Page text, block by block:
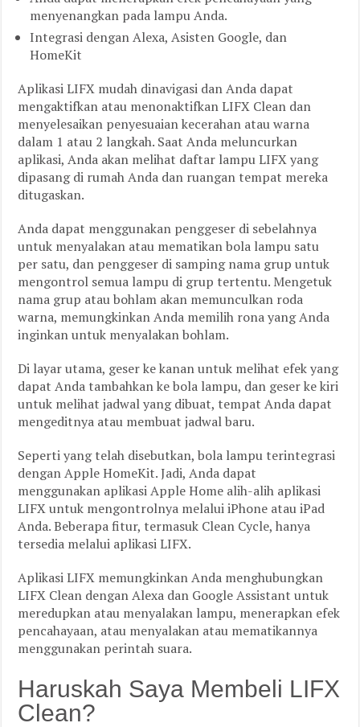
menyenangkan pada lampu Anda.
Integrasi dengan Alexa, Asisten Google, dan
HomeKit
Aplikasi LIFX mudah dinavigasi dan Anda dapat
mengaktifkan atau menonaktifkan LIFX Clean dan
menyelesaikan penyesuaian kecerahan atau warna
dalam 1 atau 2 langkah. Saat Anda meluncurkan
aplikasi, Anda akan melihat daftar lampu LIFX yang
dipasang di rumah Anda dan ruangan tempat mereka
ditugaskan.
Anda dapat menggunakan penggeser di sebelahnya
untuk menyalakan atau mematikan bola lampu satu
per satu, dan penggeser di samping nama grup untuk
mengontrol semua lampu di grup tertentu. Mengetuk
nama grup atau bohlam akan memunculkan roda
warna, memungkinkan Anda memilih rona yang Anda
inginkan untuk menyalakan bohlam.
Di layar utama, geser ke kanan untuk melihat efek yang
dapat Anda tambahkan ke bola lampu, dan geser ke kiri
untuk melihat jadwal yang dibuat, tempat Anda dapat
mengeditnya atau membuat jadwal baru.
Seperti yang telah disebutkan, bola lampu terintegrasi
dengan Apple HomeKit. Jadi, Anda dapat
menggunakan aplikasi Apple Home alih-alih aplikasi
LIFX untuk mengontrolnya melalui iPhone atau iPad
Anda. Beberapa fitur, termasuk Clean Cycle, hanya
tersedia melalui aplikasi LIFX.
Aplikasi LIFX memungkinkan Anda menghubungkan
LIFX Clean dengan Alexa dan Google Assistant untuk
meredupkan atau menyalakan lampu, menerapkan efek
pencahayaan, atau menyalakan atau mematikannya
menggunakan perintah suara.
Haruskah Saya Membeli LIFX
Clean?